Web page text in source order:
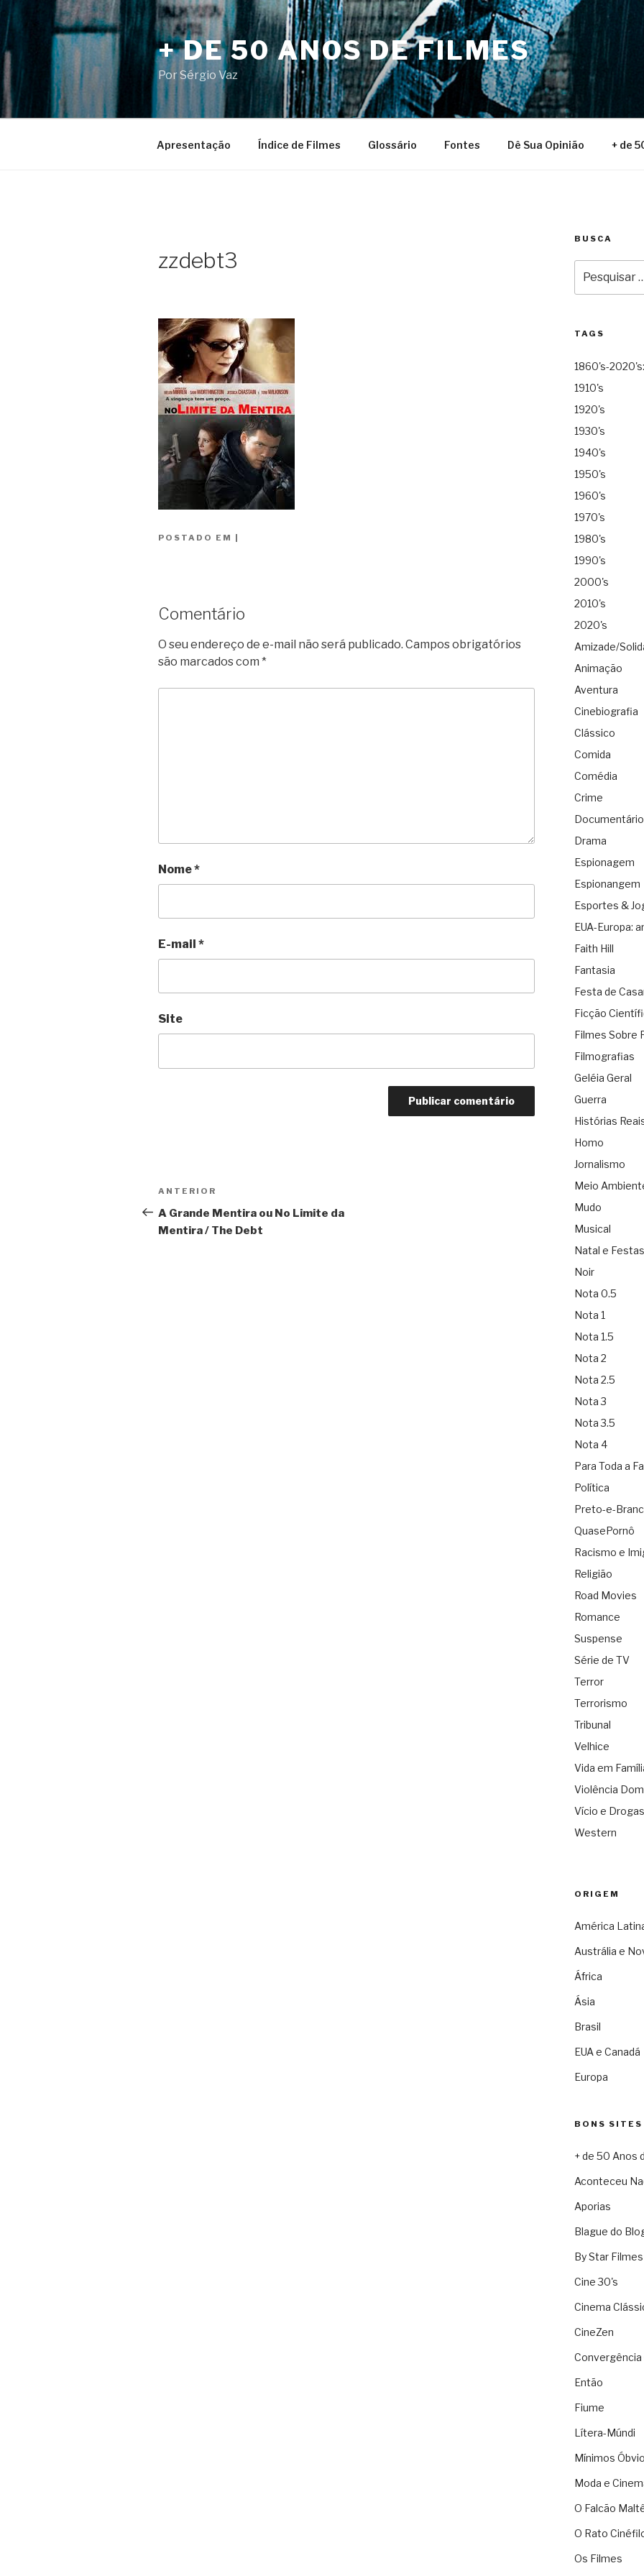
para
o
conteúdo
+ DE 50 ANOS DE FILMES
Por Sérgio Vaz
Apresentação Índice de Filmes Glossário Fontes Dê Sua Opinião + de
zzdebt3
POSTADO EM
Comentário
O seu endereço de e-mail não será publicado. Campos obrigatórios
são marcados com *
Nome*
E-mail *
Site
Navegação
de
Post
Anterior
ANTERIOR
A Grande Mentira ou No Limite da
Mentira / The Debt
BUSCA
por:
TAGS
1860's-
1910's
1920's
1930's
1940's
1950's
1960's
1970's
1980's
1990's
2000's
2010's
2020's
Amizade/
Animação
Aventura
Cinebiografia
Clássico
Comida
Comédia
Crime
Documentário
Drama
Espionagem
Espionangem
Esportes &
EUA-Europa:
Faith Hill
Fantasia
Festa de
Ficção
Filmes Sobre
Filmografias
Geléia Geral
Guerra
Histórias
Homo
Jornalismo
Meio
Mudo
Musical
Natal e Festas
Noir
Nota 0.5
Nota 1
Nota 1.5
Nota 2
Nota 2.5
Nota 3
Nota 3.5
Nota 4
Para Toda a
Política
Preto-e-
QuasePornô
Racismo e
Religião
Road Movies
Romance
Suspense
Série de TV
Terror
Terrorismo
Tribunal
Velhice
Vida em
Violência
Vício e Drogas
Western
ORIGEM
América
Austrália e
África
Ásia
Brasil
EUA e Canadá
Europa
BONS SITES
+ de 50 Anos
Aconteceu
Aporias
Blague do
By Star Filmes
Cine 30's
Cinema
CineZen
Convergência
Então
Fiume
Lítera-Múndi
Mínimos
Moda e
O Falcão
O Rato
Os Filmes